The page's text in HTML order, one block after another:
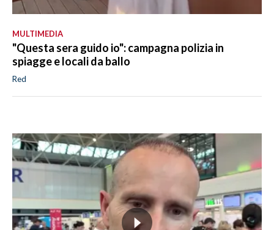
MULTIMEDIA
"Questa sera guido io": campagna polizia in
spiagge e locali da ballo
Red